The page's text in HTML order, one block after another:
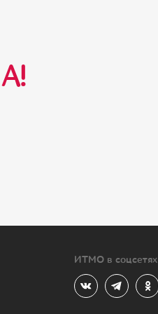
ИТМО в соцсетях